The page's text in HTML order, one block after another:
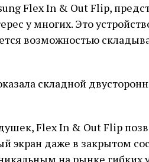
Flex In & Out Flip,
у многих. Это
возможностью
Flex In & Out Flip
экран даже в закрытом
на рынке гибких